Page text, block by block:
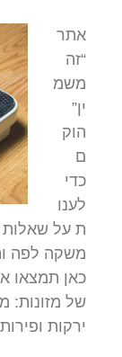
אתר
“זה
משמ
ין”
הוק
ם
כדי
לענו
ת על שאלות
משקה לפה
כאן תמצאו
של מזונות:
ירקות